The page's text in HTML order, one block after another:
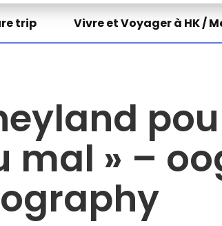
trip Vivre et Voyager à HK /
mal » –